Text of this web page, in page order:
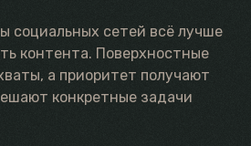
социальных сетей всё лучше
контента. Поверхностные
а приоритет получают
конкретные задачи